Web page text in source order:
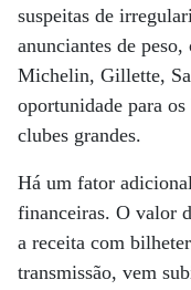
suspeitas de
anunciantes de
Michelin, Gillette,
oportunidade para
clubes grandes.
Há um fator
financeiras. O valor
a receita com
transmissão, vem